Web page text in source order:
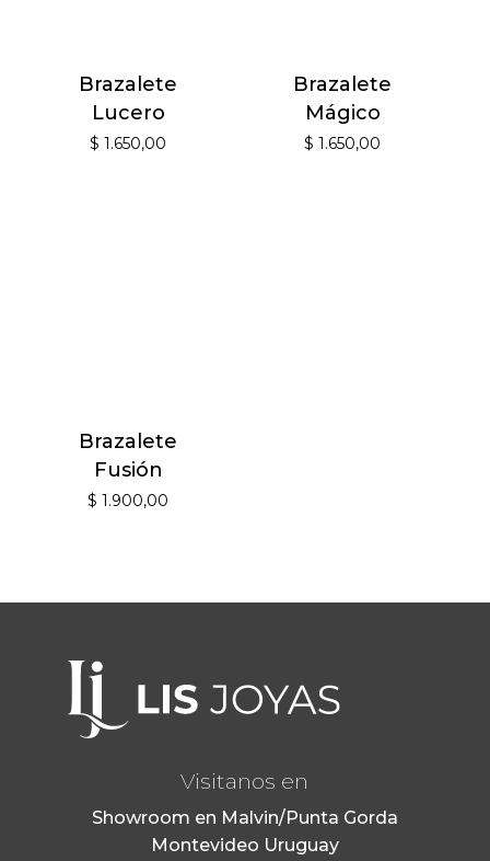
Brazalete
Lucero
$ 1.650,00
Brazalete
Mágico
$ 1.650,00
Brazalete
Fusión
$ 1.900,00
Visitanos en
Showroom en Malvin/Punta Gorda
Montevideo Uruguay